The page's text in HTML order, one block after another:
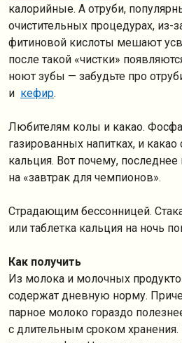
калорийные. А отруби,
очистительных процедурах, из-
фитиновой кислоты мешают
после такой «чистки»
ноют зубы — забудьте про
и кефир.
Любителям колы и какао.
газированных напитках, и
кальция. Вот почему, последнее
на «завтрак для чемпионов».
Страдающим бессонницей.
или таблетка кальция на ночь
Как получить
Из молока и молочных
содержат дневную норму.
парное молоко гораздо
с длительным сроком